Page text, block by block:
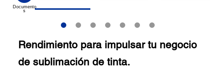
Rendimiento para impulsar tu negocio
de sublimación de tinta.